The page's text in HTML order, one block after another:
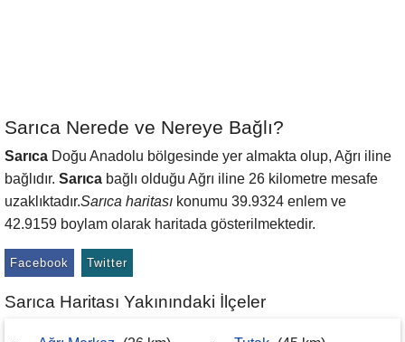
Sarıca Nerede ve Nereye Bağlı?
Sarıca Doğu Anadolu bölgesinde yer almakta olup, Ağrı iline
bağlıdır. Sarıca bağlı olduğu Ağrı iline 26 kilometre mesafe
uzaklıktadır.Sarıca haritası konumu 39.9324 enlem ve
42.9159 boylam olarak haritada gösterilmektedir.
Facebook Twitter
Sarıca Haritası Yakınındaki İlçeler